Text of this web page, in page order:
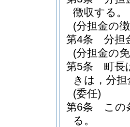
徴収する。
(分担金の
第4条
分担
(分担金の
第5条
町長
きは，分
(委任)
第6条
この
る。